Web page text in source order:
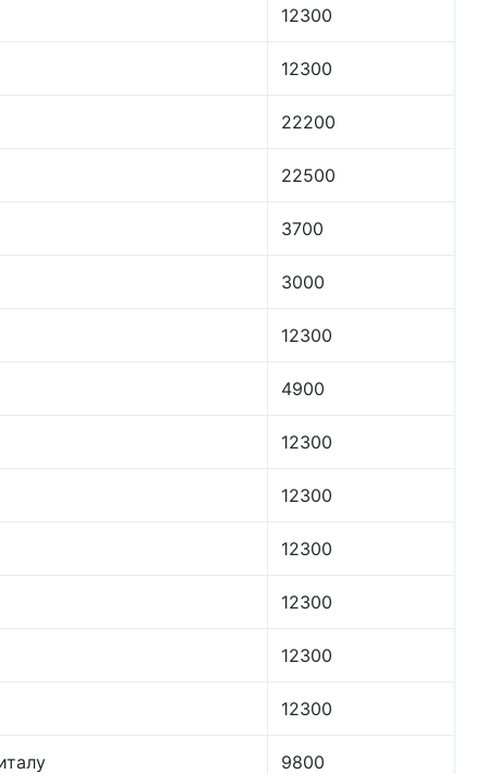
12300
12300
22200
22500
3700
3000
12300
4900
12300
12300
12300
12300
12300
12300
9800